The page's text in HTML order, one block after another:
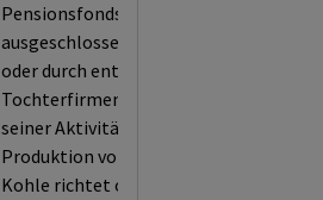
Pensionsfonds
ausgeschlossen, da es selbst
oder durch entsprechende
Tochterfirmen mehr als 30%
seiner Aktivitäten auf die
Produktion von thermischer
Kohle richtet oder mehr als